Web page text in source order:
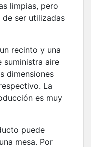
limpias, pero
ser utilizadas
recinto y una
suministra aire
dimensiones
La
es muy
puede
mesa. Por